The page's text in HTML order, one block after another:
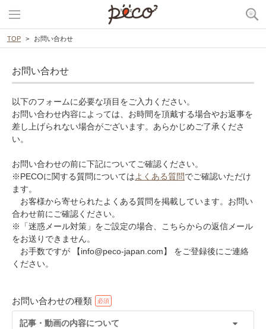
TOP お問い合わせ
お問い合わせ
以下のフォームに必要な項目をご入力ください。
お問い合わせ内容によっては、お時間を頂戴する場合やお返事を
差し上げられない場合がございます。あらかじめご了承くださ
い。
お問い合わせの前に下記についてご確認ください。
※PECOに関する質問についてはよくある質問でご確認いただけ
ます。
お客様から寄せられたよくある質問を掲載しています。お問い
合わせ前にご確認ください。
※「迷惑メール対策」をご設定の場合、こちらからの返信メール
をお送りできません。
お手数ですが 【info@peco-japan.com】 をご登録後にご連絡
ください。
お問い合わせの種類
記事・動画の内容について